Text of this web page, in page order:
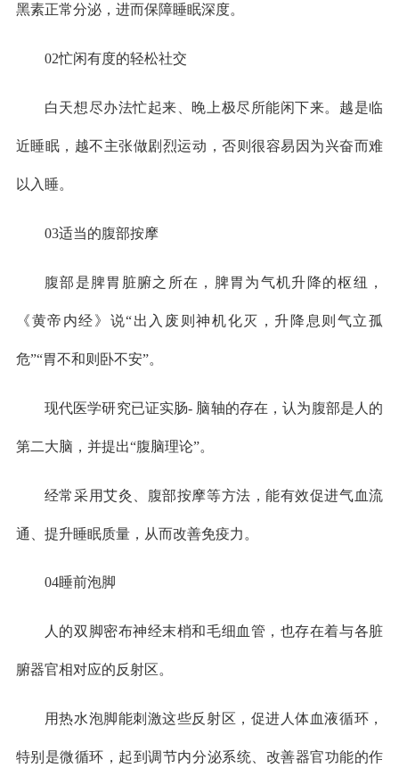
黑素正常分泌，进而保障睡眠深度。
02忙闲有度的轻松社交
白天想尽办法忙起来、晚上极尽所能闲下来。越是临
近睡眠，越不主张做剧烈运动，否则很容易因为兴奋而难
以入睡。
03适当的腹部按摩
腹部是脾胃脏腑之所在，脾胃为气机升降的枢纽，
《黄帝内经》说“出入废则神机化灭，升降息则气立孤
危”“胃不和则卧不安”。
现代医学研究已证实肠- 脑轴的存在，认为腹部是人的
第二大脑，并提出“腹脑理论”。
经常采用艾灸、腹部按摩等方法，能有效促进气血流
通、提升睡眠质量，从而改善免疫力。
04睡前泡脚
人的双脚密布神经末梢和毛细血管，也存在着与各脏
腑器官相对应的反射区。
用热水泡脚能刺激这些反射区，促进人体血液循环，
特别是微循环，起到调节内分泌系统、改善器官功能的作